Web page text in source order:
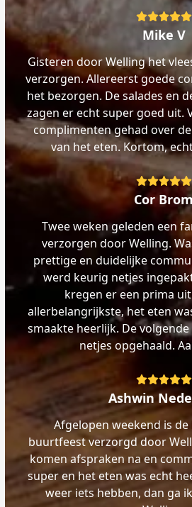
Rating:
Mike V
Gisteren door Welling het
verzorgen. Allereerst goede
het bezorgen. De salades en
zagen er echt super goed uit.
complimenten gehad over
van het eten. Kortom,
Rating:
5
Cor
Twee weken geleden een
verzorgen door Welling.
prettige en duidelijke
werd keurig netjes
kregen er een prima
allerbelangrijkste, het eten
smaakte heerlijk. De
netjes opgehaald.
Rating:
5
Ashwin
Afgelopen weekend is
buurtfeest verzorgd door
komen afspraken na en
super en het eten was echt
weer iets hebben, dan ga